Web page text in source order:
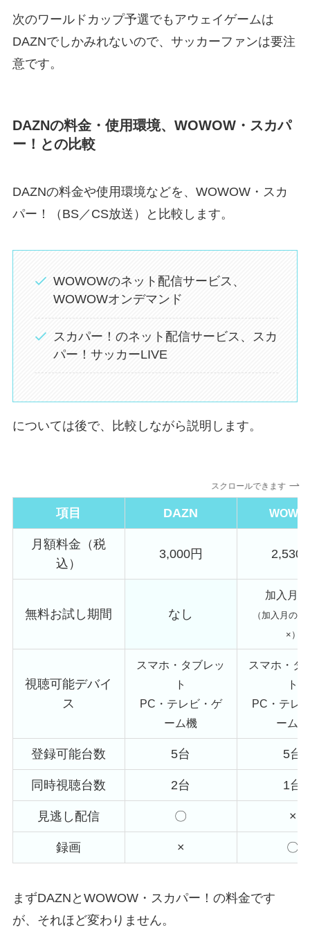
次のワールドカップ予選でもアウェイゲームは
DAZNでしかみれないので、サッカーファンは要注
意です。
DAZNの料金・使用環境、WOWOW・スカパ
ー！との比較
DAZNの料金や使用環境などを、WOWOW・スカ
パー！（BS／CS放送）と比較します。
WOWOWのネット配信サービス、
WOWOWオンデマンド
スカパー！のネット配信サービス、スカ
パー！サッカーLIVE
については後で、比較しながら説明します。
スクロールできます
項目 DAZN
月額料金（税
込）
3,000円 2,530
無料お試し期間 なし
加入月
（加入月の
×）
視聴可能デバイ
ス
スマホ・タブレッ
ト
PC・テレビ・ゲ
ーム機
スマホ・タ
ト
PC・テレ
ーム機
登録可能台数 5台 5台
同時視聴台数 2台 1台
見逃し配信 〇 ×
録画 × 〇
まずDAZNとWOWOW・スカパー！の料金です
が、それほど変わりません。